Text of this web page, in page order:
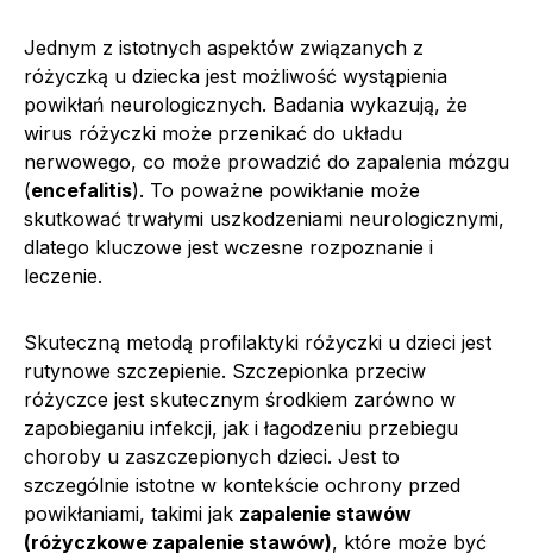
Jednym z istotnych aspektów związanych z
różyczką u dziecka jest możliwość wystąpienia
powikłań neurologicznych. Badania wykazują, że
wirus różyczki może przenikać do układu
nerwowego, co może prowadzić do zapalenia mózgu
(encefalitis). To poważne powikłanie może
skutkować trwałymi uszkodzeniami neurologicznymi,
dlatego kluczowe jest wczesne rozpoznanie i
leczenie.
Skuteczną metodą profilaktyki różyczki u dzieci jest
rutynowe szczepienie. Szczepionka przeciw
różyczce jest skutecznym środkiem zarówno w
zapobieganiu infekcji, jak i łagodzeniu przebiegu
choroby u zaszczepionych dzieci. Jest to
szczególnie istotne w kontekście ochrony przed
powikłaniami, takimi jak zapalenie stawów
(różyczkowe zapalenie stawów), które może być